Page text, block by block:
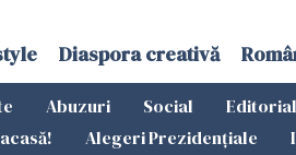
Diaspora creativă
Abuzuri Social Editorial
Alegeri Prezidențiale